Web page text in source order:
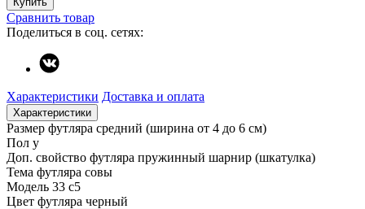
Сравнить товар
Поделиться в соц. сетях:
Характеристики Доставка и оплата
Характеристики
Размер футляра средний (ширина от 4 до 6 см)
Пол у
Доп. свойство футляра пружинный шарнир (шкатулка)
Тема футляра совы
Модель 33 c5
Цвет футляра черный